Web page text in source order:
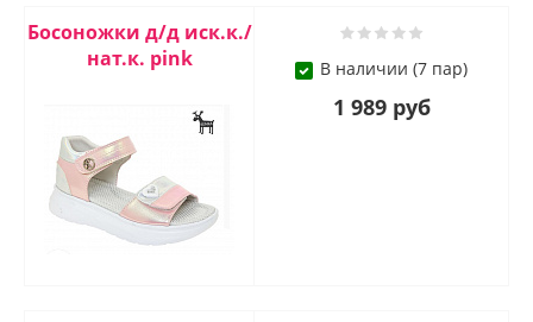
Босоножки д/д иск.к./
нат.к. pink
В наличии (7 пар)
1 989 руб